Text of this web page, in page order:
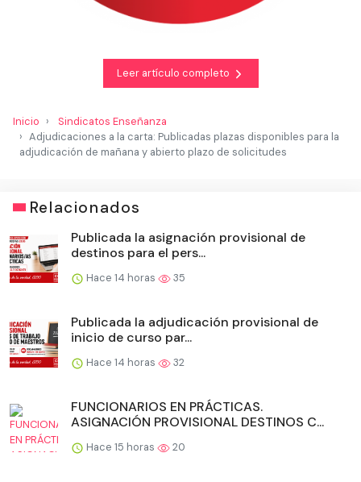
Leer artículo completo
Inicio
Sindicatos Enseñanza
Adjudicaciones a la carta: Publicadas plazas disponibles para la
adjudicación de mañana y abierto plazo de solicitudes
Relacionados
Publicada la asignación provisional de
destinos para el pers...
Hace 14 horas 35
Publicada la adjudicación provisional de
inicio de curso par...
Hace 14 horas 32
FUNCIONARIOS EN PRÁCTICAS.
ASIGNACIÓN PROVISIONAL DESTINOS C...
Hace 15 horas 20